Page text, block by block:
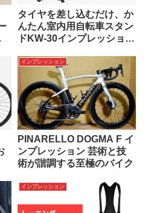
タイヤを差し込むだけ、か
んたん室内用自転車スタン
ドKW-30インプレッショ
インプレッション
PINARELLO DOGMA F イ
ンプレッション 芸術と技
術が諧調する至極のバイク
インプレッション